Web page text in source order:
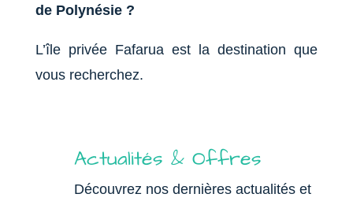
de Polynésie ?
L’île privée Fafarua est la destination que
vous recherchez.
Actualités & Offres
Découvrez nos dernières actualités et